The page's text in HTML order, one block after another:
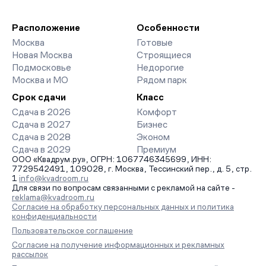
организует просмотр и поможет одобрить ипотеку по
минимальной ставке. Чтобы зафиксировать цену, оставьте
заявку на обратный звонок.
Расположение
Москва
Новая Москва
Подмосковье
Москва и МО
Особенности
Готовые
Строящиеся
Недорогие
Рядом парк
Срок сдачи
Сдача в 2026
Сдача в 2027
Сдача в 2028
Сдача в 2029
Класс
Комфорт
Бизнес
Эконом
Премиум
ООО «Квадрум.ру», ОГРН: 1067746345699, ИНН:
7729542491, 109028, г. Москва, Тессинский пер., д. 5, стр.
1 info@kvadroom.ru
Для связи по вопросам связанными с рекламой на сайте -
reklama@kvadroom.ru
Согласие на обработку персональных данных и политика
конфиденциальности
Пользовательское соглашение
Согласие на получение информационных и рекламных
рассылок